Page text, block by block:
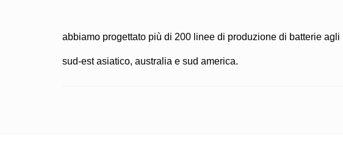
abbiamo progettato più di 200 linee di produzione di batterie
sud-est asiatico, australia e sud america.